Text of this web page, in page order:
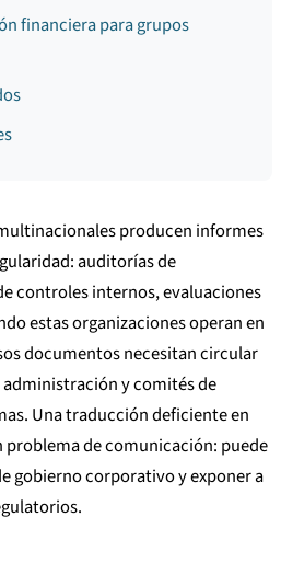
financiera para grupos
producen informes
auditorías de
controles internos, evaluaciones
estas organizaciones operan en
documentos necesitan circular
y comités de
Una traducción deficiente en
problema de comunicación: puede
gobierno corporativo y exponer a